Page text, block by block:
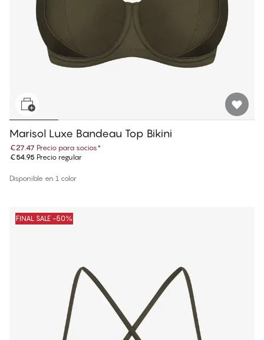
Marisol Luxe Bandeau Top Bikini
€27.47 Precio para socios*
€54.95 Precio regular
Disponible en 1 color
FINAL SALE -50%